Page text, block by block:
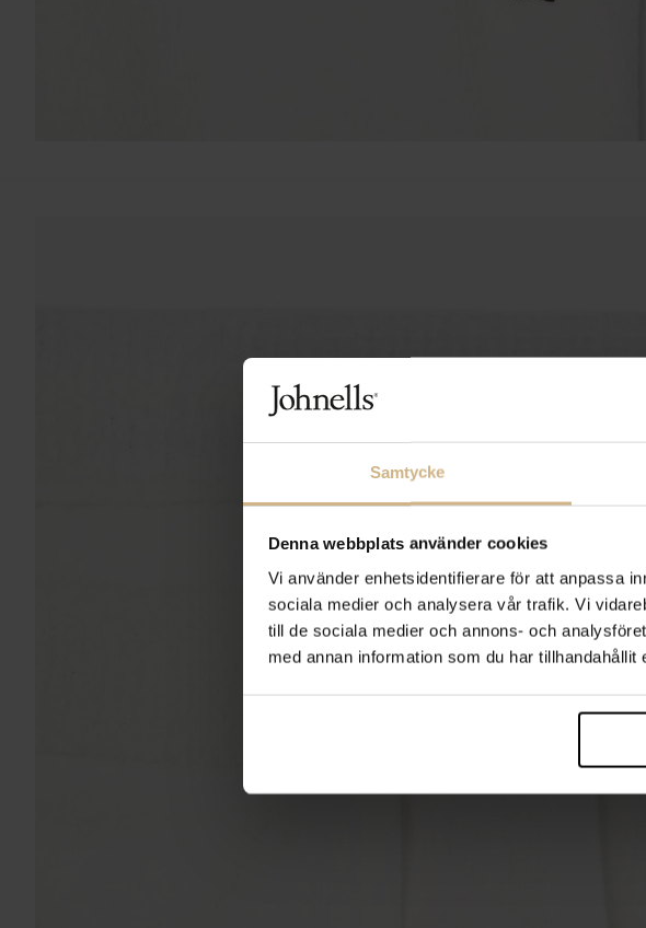
Samtycke
Denna webbplats använder cookies
Vi använder enhetsidentifierare för att anpassa
sociala medier och analysera vår trafik. Vi
till de sociala medier och annons- och
med annan information som du har